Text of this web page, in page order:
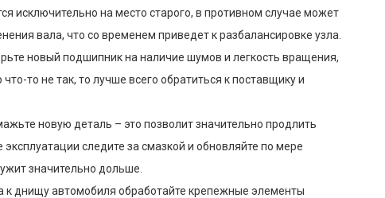
исключительно на место старого, в противном случае может
вала, что со временем приведет к разбалансировке узла.
новый подшипник на наличие шумов и легкость вращения,
то не так, то лучше всего обратиться к поставщику и
новую деталь – это позволит значительно продлить
следите за смазкой и обновляйте по мере
значительно дольше.
к днищу автомобиля обработайте крепежные элементы